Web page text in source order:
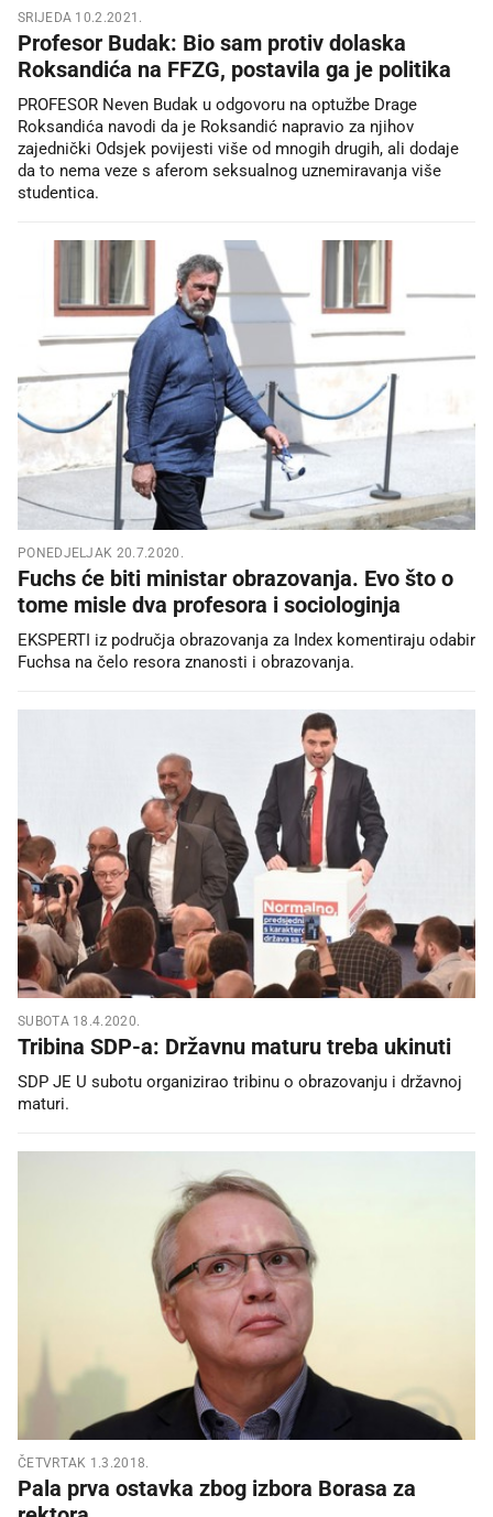
SRIJEDA 10.2.2021.
Profesor Budak: Bio sam protiv dolaska
Roksandića na FFZG, postavila ga je politika
PROFESOR Neven Budak u odgovoru na optužbe Drage
Roksandića navodi da je Roksandić napravio za njihov
zajednički Odsjek povijesti više od mnogih drugih, ali dodaje
da to nema veze s aferom seksualnog uznemiravanja više
studentica.
PONEDJELJAK 20.7.2020.
Fuchs će biti ministar obrazovanja. Evo što o
tome misle dva profesora i sociologinja
EKSPERTI iz područja obrazovanja za Index komentiraju odabir
Fuchsa na čelo resora znanosti i obrazovanja.
SUBOTA 18.4.2020.
Tribina SDP-a: Državnu maturu treba ukinuti
SDP JE U subotu organizirao tribinu o obrazovanju i državnoj
maturi.
ČETVRTAK 1.3.2018.
Pala prva ostavka zbog izbora Borasa za